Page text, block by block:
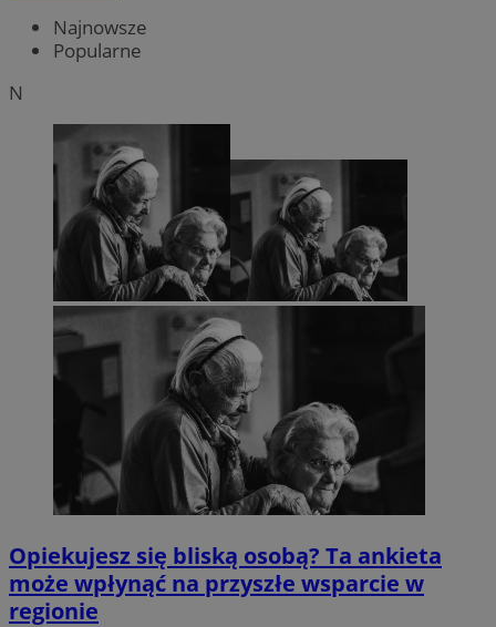
Najnowsze
Popularne
N
Opiekujesz się bliską osobą? Ta ankieta
może wpłynąć na przyszłe wsparcie w
regionie